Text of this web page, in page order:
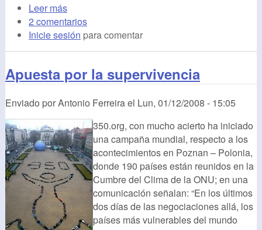
Leer más
2 comentarios
Inicie sesión para comentar
Apuesta por la supervivencia
Enviado porAntonio Ferreirael Lun, 01/12/2008 - 15:05
350.org, con mucho acierto ha iniciado
una campaña mundial, respecto a los
acontecimientos en Poznan – Polonia,
donde 190 países están reunidos en la
Cumbre del Clima de la ONU; en una
comunicación señalan: “En los últimos
dos días de las negociaciones allá, los
países más vulnerables del mundo